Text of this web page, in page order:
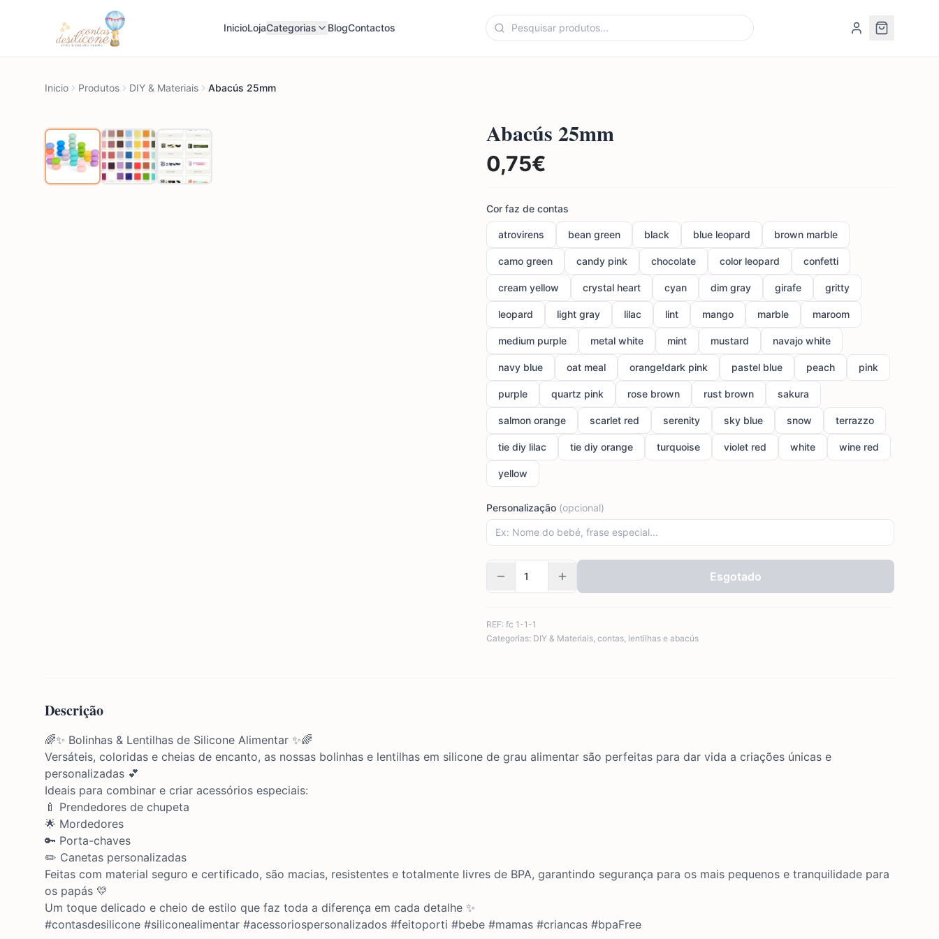
InicioLojaCategorias BlogContactos
Inicio Produtos DIY & Materiais Abacús 25mm
Abacús 25mm
0,75€
Cor faz de contas
atrovirens bean green black blue leopard brown marble
camo green candy pink chocolate color leopard confetti
cream yellow crystal heart cyan dim gray girafe gritty
leopard light gray lilac lint mango marble maroom
medium purple metal white mint mustard navajo white
navy blue oat meal orange!dark pink pastel blue peach pink
purple quartz pink rose brown rust brown sakura
salmon orange scarlet red serenity sky blue snow terrazzo
tie diy lilac tie diy orange turquoise violet red white wine red
yellow
Personalização (opcional)
Esgotado
REF: fc 1-1-1
Categorias: DIY & Materiais, contas, lentilhas e abacús
Descrição
🌈✨ Bolinhas & Lentilhas de Silicone Alimentar ✨🌈
Versáteis, coloridas e cheias de encanto, as nossas bolinhas e lentilhas em silicone de grau alimentar são perfeitas para dar vida a criações únicas e
personalizadas 💕
Ideais para combinar e criar acessórios especiais:
🍼 Prendedores de chupeta
🌟 Mordedores
🔑 Porta-chaves
✏️ Canetas personalizadas
Feitas com material seguro e certificado, são macias, resistentes e totalmente livres de BPA, garantindo segurança para os mais pequenos e tranquilidade para
os papás 💛
Um toque delicado e cheio de estilo que faz toda a diferença em cada detalhe ✨
#contasdesilicone #siliconealimentar #acessoriospersonalizados #feitoporti #bebe #mamas #criancas #bpaFree